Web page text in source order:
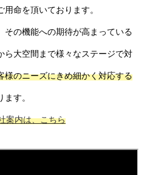
命を頂いております。
その機能への期待が高まっている
ら大空間まで様々なステージで対
様のニーズにきめ細かく対応する
す。
案内は、こちら